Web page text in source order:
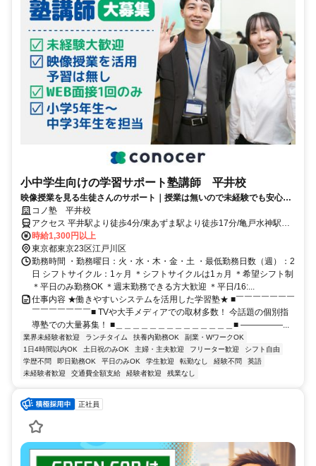
小中学生向けの学習サポート塾講師 平井校
映像授業を見る生徒さんのサポート｜授業は無いので未経験でも安心｜
WEB面接/1回｜週2日～OK｜履歴書不要｜応募後はフォームに1分で回
答｜1分単位で給与支給｜WワークOK｜私服勤務｜有給休暇あり｜定時
退社
コノ塾 平井校
アクセス 平井駅より徒歩4分/東あずま駅より徒歩17分/亀戸水神駅よ
り徒歩18分
時給1,300円以上
東京都東京23区江戸川区
勤務時間 ・勤務曜日：火・水・木・金・土 ・最低勤務日数（週）：2
日 シフトサイクル：1ヶ月 ＊シフトサイクルは1ヵ月 ＊希望シフト制
＊平日のみ勤務OK ＊週末勤務できる方大歓迎 ＊平日/16:...
仕事内容 ★働きやすいシステムを活用した学習塾★ ■￣￣￣￣￣￣￣
￣￣￣￣￣￣￣■ TVや大手メディアでの取材多数！ 今話題の個別指
導塾での大量募集！ ■＿＿＿＿＿＿＿＿＿＿＿＿＿＿■ ―――――...
業界未経験者歓迎 ランチタイム 扶養内勤務OK
副業・WワークOK
1日4時間以内OK
土日祝のみOK 主婦・主夫歓迎 フリーター歓迎
シフト自由
学歴不問
即日勤務OK 平日のみOK 学生歓迎 転勤なし 経験不問
英語
未経験者歓迎
交通費全額支給 経験者歓迎 残業なし
正社員